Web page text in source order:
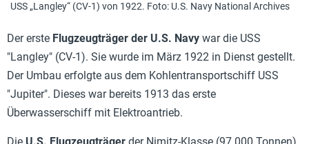
USS „Langley“ (CV-1) von 1922. Foto: U.S. Navy National Archives
Der erste Flugzeugträger der U.S. Navy war die USS
"Langley" (CV-1). Sie wurde im März 1922 in Dienst gestellt.
Der Umbau erfolgte aus dem Kohlentransportschiff USS
"Jupiter". Dieses war bereits 1913 das erste
Überwasserschiff mit Elektroantrieb.
Die U.S. Flugzeugträger der Nimitz-Klasse (97.000 Tonnen)